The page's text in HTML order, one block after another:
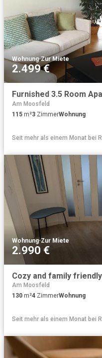
Wohnung·Zur Miete
2.499 €
Am Moosfeld
115 m²3 ZimmerWohnung
Seit mehr als einem Monat bei
Wohnung·Zur Miete
2.990 €
Am Moosfeld
130 m²4 ZimmerWohnung
Seit mehr als einem Monat bei